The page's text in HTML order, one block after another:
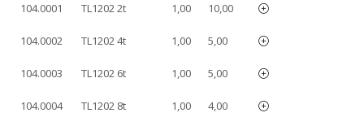
104.0001 TL1202 2t 1,00 10,00
104.0002 TL1202 4t 1,00 5,00
104.0003 TL1202 6t 1,00 5,00
104.0004 TL1202 8t 1,00 4,00